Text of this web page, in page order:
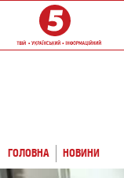
ГОЛОВНА НОВИНИ